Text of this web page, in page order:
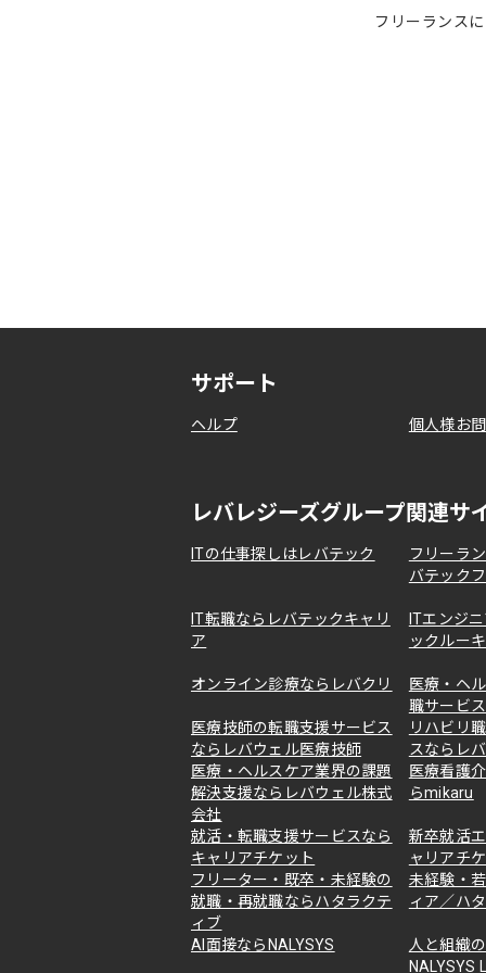
フリーランス
サポート
ヘルプ 個人様お
レバレジーズグループ関連サ
ITの仕事探しはレバテック
フリーラ
バテック
IT転職ならレバテックキャリ
ア
ITエンジ
ックルー
オンライン診療ならレバクリ
医療・ヘ
職サービ
医療技師の転職支援サービス
ならレバウェル医療技師
リハビリ
スならレ
医療・ヘルスケア業界の課題
解決支援ならレバウェル株式
会社
医療看護
らmikaru
就活・転職支援サービスなら
キャリアチケット
新卒就活
ャリアチ
フリーター・既卒・未経験の
就職・再就職ならハタラクテ
ィブ
未経験・
ィア／ハ
AI面接ならNALYSYS
人と組織
NALYSYS